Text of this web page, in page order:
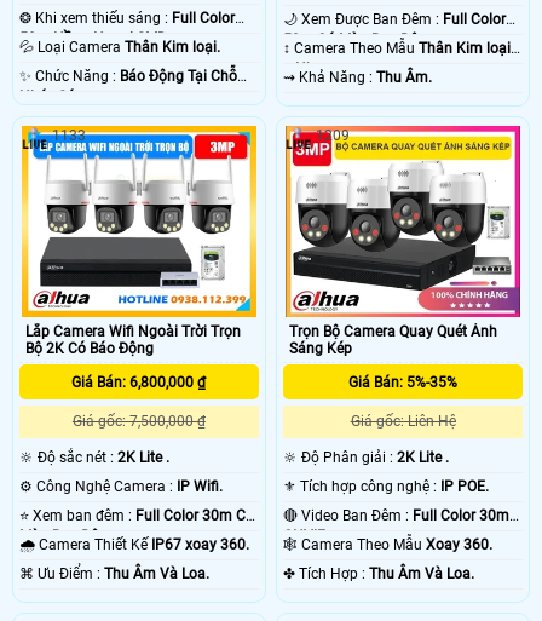
❂ Khi xem thiếu sáng : Full Color
50m Hồng Ngoại SMD.
💦 Loại Camera Thân Kim loại.
️✨ Chức Năng : Báo Động Tại Chỗ
Nháy Sáng.
🌙 Xem Được Ban Đêm : Full Color
50m Có Màu Ban Ðêm.
↕️ Camera Theo MẫuThân Kim loại
+ Nhựa.
️⇝ Khả Năng :Thu Âm.
Lắp Camera Wifi Ngoài Trời Trọn
Bộ 2K Có Báo Động
Giá Bán: 6,800,000 ₫
Giá gốc: 7,500,000 ₫
🔆 Độ sắc nét : 2K Lite .
⚙ Công Nghệ Camera :
IP Wifi.
⭐ Xem ban đêm : Full Color 30m Có
Màu Ban Ðêm.
🌧️ Camera Thiết Kế IP67 xoay 360.
️⌘ Ưu Điểm : Thu Âm Và Loa.
1133
Trọn Bộ Camera Quay Quét Ánh
Sáng Kép
Giá Bán: 5%-35%
Giá gốc: Liên Hệ
🔆 Độ Phân giải :2K Lite .
⚜️ Tích hợp công nghệ :
IP POE.
🔴 Video Ban Đêm : Full Color 30m
ONVIF.🕸️ Camera Theo MẫuXoay 360.
️✤ Tích Hợp :Thu Âm Và Loa.
1209